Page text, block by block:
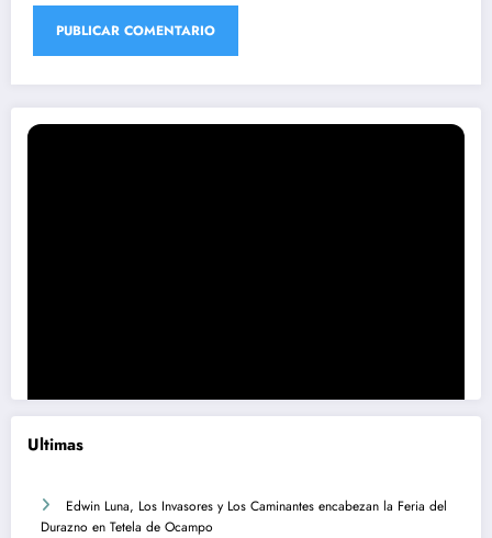
Ultimas
Edwin Luna, Los Invasores y Los Caminantes encabezan la Feria del
Durazno en Tetela de Ocampo